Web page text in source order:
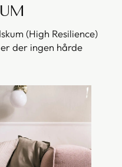
(High Resilience)
der ingen hårde